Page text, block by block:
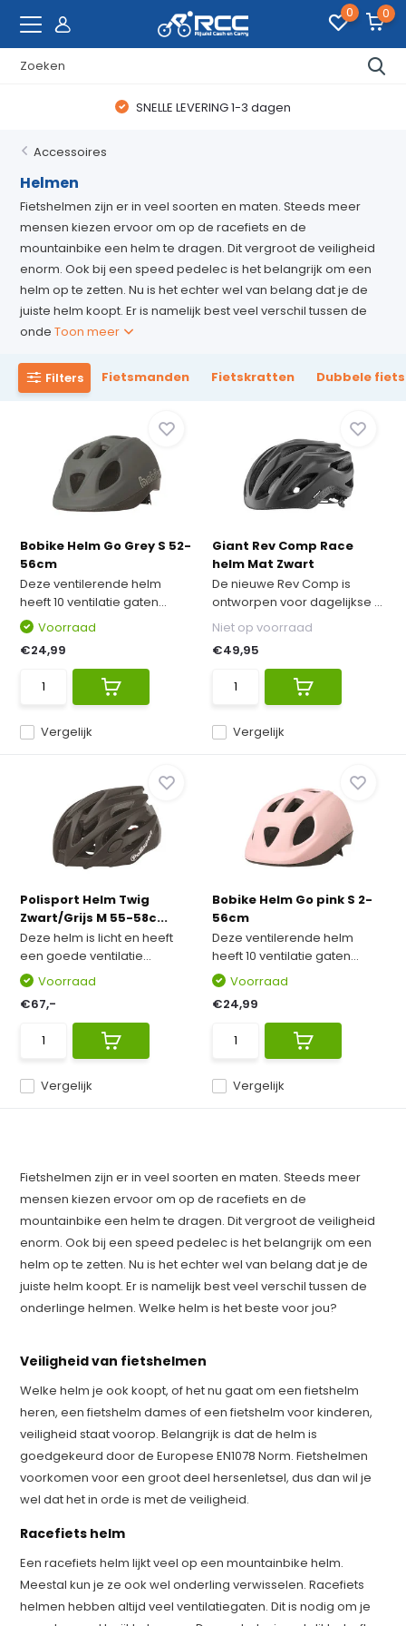
0 0
SNELLE LEVERING 1-3 dagen
Accessoires
Helmen
Fietshelmen zijn er in veel soorten en maten. Steeds meer
mensen kiezen ervoor om op de racefiets en de
mountainbike een helm te dragen. Dit vergroot de veiligheid
enorm. Ook bij een speed pedelec is het belangrijk om een
helm op te zetten. Nu is het echter wel van belang dat je de
juiste helm koopt. Er is namelijk best veel verschil tussen de
ondeToon meer
Filters Fietsmanden Fietskratten Dubbele
Bobike Helm Go Grey S 52-
56cm
Deze ventilerende helm
heeft 10 ventilatie gaten...
Vergelijk
Voorraad
€24,99
Giant Rev Comp Race
helm Mat Zwart
De nieuwe Rev Comp is
ontworpen voor dagelijkse ...
Vergelijk
Niet op voorraad
€49,95
Polisport Helm Twig
Zwart/Grijs M 55-58c...
Deze helm is licht en heeft
een goede ventilatie...
Vergelijk
Voorraad
€67,-
Bobike Helm Go pink S 2-
56cm
Deze ventilerende helm
heeft 10 ventilatie gaten...
Vergelijk
Voorraad
€24,99
Fietshelmen zijn er in veel soorten en maten. Steeds meer
mensen kiezen ervoor om op de racefiets en de
mountainbike een helm te dragen. Dit vergroot de veiligheid
enorm. Ook bij een speed pedelec is het belangrijk om een
helm op te zetten. Nu is het echter wel van belang dat je de
juiste helm koopt. Er is namelijk best veel verschil tussen de
onderlinge helmen. Welke helm is het beste voor jou?
Veiligheid van fietshelmen
Welke helm je ook koopt, of het nu gaat om een fietshelm
heren, een fietshelm dames of een fietshelm voor kinderen,
veiligheid staat voorop. Belangrijk is dat de helm is
goedgekeurd door de Europese EN1078 Norm. Fietshelmen
voorkomen voor een groot deel hersenletsel, dus dan wil je
wel dat het in orde is met de veiligheid.
Racefiets helm
Een racefiets helm lijkt veel op een mountainbike helm.
Meestal kun je ze ook wel onderling verwisselen. Racefiets
helmen hebben altijd veel ventilatiegaten. Dit is nodig om je